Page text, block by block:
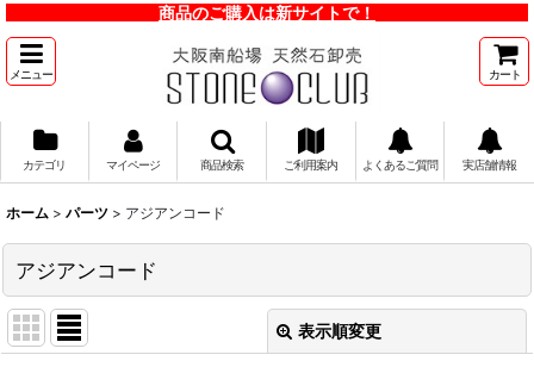
商品のご購入は新サイトで！
メニュー カート
カテゴリ マイページ 商品検索 ご利用案内 よくあるご質問 実店舗情報
ホーム > パーツ > アジアンコード
アジアンコード
表示順変更